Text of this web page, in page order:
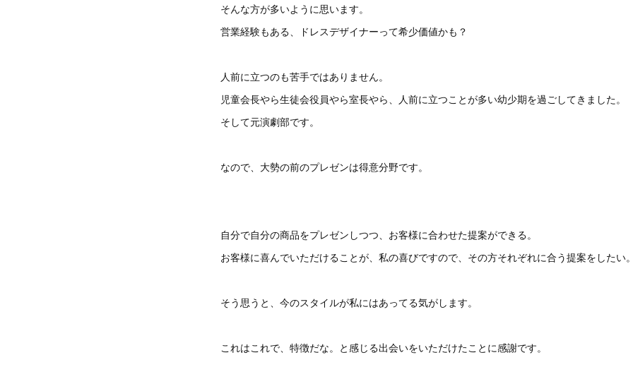
そんな方が多いように思います。
営業経験もある、ドレスデザイナーって希少価値かも？
人前に立つのも苦手ではありません。
児童会長やら生徒会役員やら室長やら、人前に立つことが多い幼少期を過ごしてきました。
そして元演劇部です。
なので、大勢の前のプレゼンは得意分野です。
自分で自分の商品をプレゼンしつつ、お客様に合わせた提案ができる。
お客様に喜んでいただけることが、私の喜びですので、その方それぞれに合う提案をしたい
そう思うと、今のスタイルが私にはあってる気がします。
これはこれで、特徴だな。と感じる出会いをいただけたことに感謝です。